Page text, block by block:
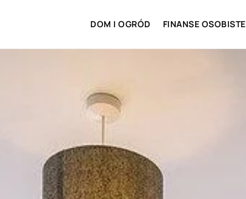
DOM I OGRÓD FINANSE OSOBISTE